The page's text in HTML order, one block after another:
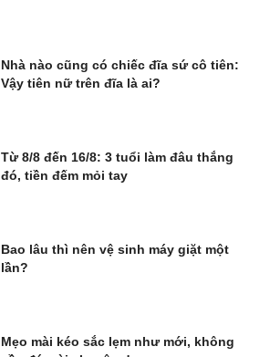
Nhà nào cũng có chiếc đĩa sứ cô tiên:
Vậy tiên nữ trên đĩa là ai?
Từ 8/8 đến 16/8: 3 tuổi làm đâu thắng
đó, tiền đếm mỏi tay
Bao lâu thì nên vệ sinh máy giặt một
lần?
Mẹo mài kéo sắc lẹm như mới, không